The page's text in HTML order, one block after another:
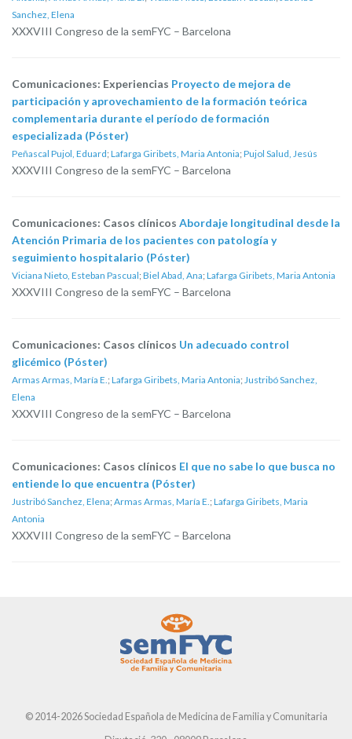
Sanchez, Elena
XXXVIII Congreso de la semFYC – Barcelona
Comunicaciones: Experiencias Proyecto de mejora de
participación y aprovechamiento de la formación teórica
complementaria durante el período de formación
especializada (Póster)
Peñascal Pujol, Eduard; Lafarga Giribets, Maria Antonia; Pujol Salud, Jesús
XXXVIII Congreso de la semFYC – Barcelona
Comunicaciones: Casos clínicos Abordaje longitudinal desde la
Atención Primaria de los pacientes con patología y
seguimiento hospitalario (Póster)
Viciana Nieto, Esteban Pascual; Biel Abad, Ana; Lafarga Giribets, Maria Antonia
XXXVIII Congreso de la semFYC – Barcelona
Comunicaciones: Casos clínicos Un adecuado control
glicémico (Póster)
Armas Armas, María E.; Lafarga Giribets, Maria Antonia; Justribó Sanchez,
Elena
XXXVIII Congreso de la semFYC – Barcelona
Comunicaciones: Casos clínicos El que no sabe lo que busca no
entiende lo que encuentra (Póster)
Justribó Sanchez, Elena; Armas Armas, María E.; Lafarga Giribets, Maria
Antonia
XXXVIII Congreso de la semFYC – Barcelona
© 2014-2026 Sociedad Española de Medicina de Familia y Comunitaria